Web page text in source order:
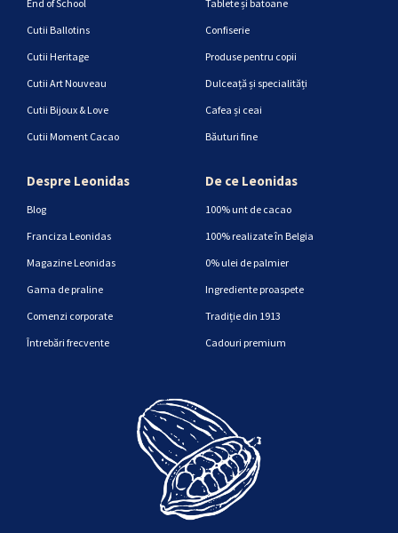
End of School
Cutii Ballotins
Cutii Heritage
Cutii Art Nouveau
Cutii Bijoux & Love
Cutii Moment Cacao
Tablete și batoane
Confiserie
Produse pentru copii
Dulceață și specialități
Cafea și ceai
Băuturi fine
Despre Leonidas
Blog
Franciza Leonidas
Magazine Leonidas
Gama de praline
Comenzi corporate
Întrebări frecvente
De ce Leonidas
100% unt de cacao
100% realizate în Belgia
0% ulei de palmier
Ingrediente proaspete
Tradiție din 1913
Cadouri premium